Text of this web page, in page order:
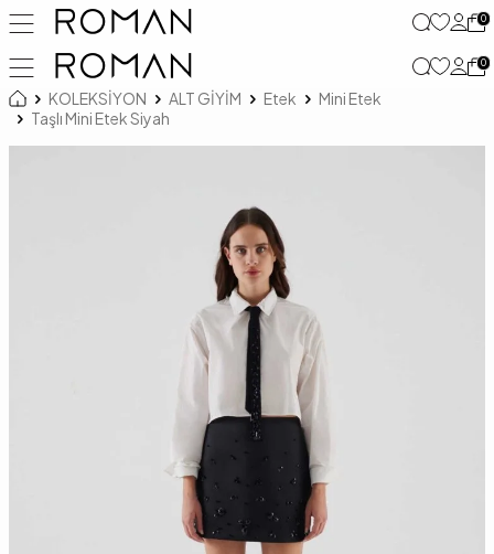
0
0
KOLEKSİYON ALT GİYİM Etek
Mini Etek
Taşlı Mini Etek Siyah